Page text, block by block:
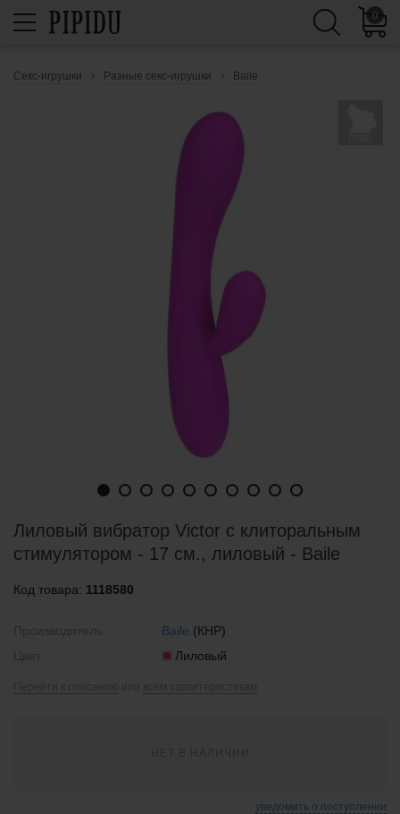
0
Секс-игрушки Разные секс-игрушки Baile
Лиловый вибратор Victor с клиторальным
стимулятором - 17 см., лиловый - Baile
Код товара: 1118580
Baile (КНР)
Лиловый
уведомить о поступлении